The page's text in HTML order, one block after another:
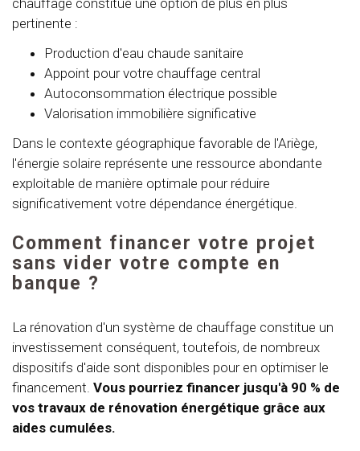
pertinente :
Production d'eau chaude sanitaire
Appoint pour votre chauffage central
Autoconsommation électrique possible
Valorisation immobilière significative
Dans le contexte géographique favorable de l'Ariège,
l'énergie solaire représente une ressource abondante
exploitable de manière optimale pour réduire
significativement votre dépendance énergétique.
Comment financer votre projet
sans vider votre compte en
banque ?
La rénovation d'un système de chauffage constitue un
investissement conséquent, toutefois, de nombreux
dispositifs d'aide sont disponibles pour en optimiser le
financement. Vous pourriez financer jusqu'à 90 % de
vos travaux de rénovation énergétique grâce aux
aides cumulées.